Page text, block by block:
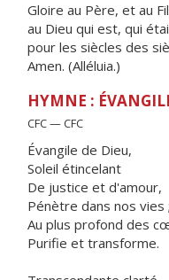
Gloire au Père, et au
au Dieu qui est, qui
pour les siècles des
Amen. (Alléluia.)
HYMNE :
CFC — CFC
Évangile de Dieu,
Soleil étincelant
De justice et d'amour,
Pénètre dans nos vies ;
Au plus profond des
Purifie et transforme.